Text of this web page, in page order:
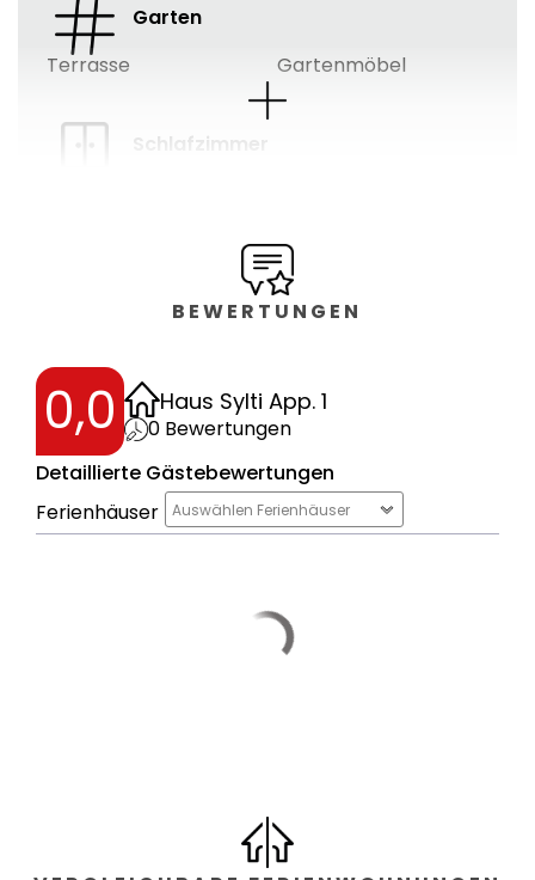
Garten
Terrasse
Gartenmöbel
Schlafzimmer
Bäder: 1
Wohnfläche
42m2
BEWERTUNGEN
0,0 Haus Sylti App. 1
0 Bewertungen
Detaillierte Gästebewertungen
Ferienhäuser
Auswählen Ferienhäuser